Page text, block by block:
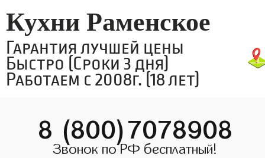
Кухни Раменское
Гарантия лучшей цены
Быстро (Сроки 3 дня)
Работаем с 2008г. (18 лет)
8 (800)7078908
Звонок по РФ бесплатный!